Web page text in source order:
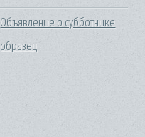
Объявление о субботнике
образец